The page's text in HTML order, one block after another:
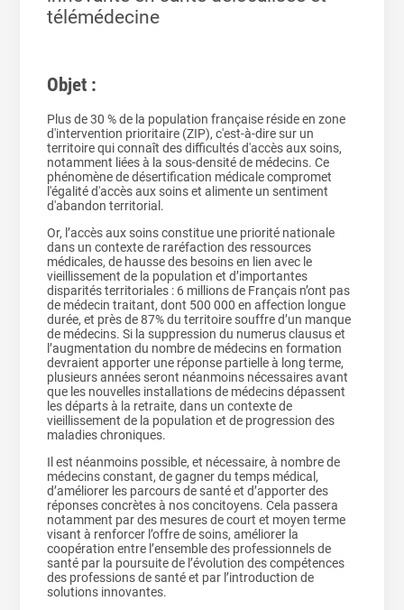
télémédecine
Objet :
Plus de 30 % de la population française réside en zone
d'intervention prioritaire (ZIP), c'est-à-dire sur un
territoire qui connaît des difficultés d'accès aux soins,
notamment liées à la sous-densité de médecins. Ce
phénomène de désertification médicale compromet
l'égalité d'accès aux soins et alimente un sentiment
d'abandon territorial.
Or, l’accès aux soins constitue une priorité nationale
dans un contexte de raréfaction des ressources
médicales, de hausse des besoins en lien avec le
vieillissement de la population et d’importantes
disparités territoriales : 6 millions de Français n’ont pas
de médecin traitant, dont 500 000 en affection longue
durée, et près de 87% du territoire souffre d’un manque
de médecins. Si la suppression du numerus clausus et
l’augmentation du nombre de médecins en formation
devraient apporter une réponse partielle à long terme,
plusieurs années seront néanmoins nécessaires avant
que les nouvelles installations de médecins dépassent
les départs à la retraite, dans un contexte de
vieillissement de la population et de progression des
maladies chroniques.
Il est néanmoins possible, et nécessaire, à nombre de
médecins constant, de gagner du temps médical,
d’améliorer les parcours de santé et d’apporter des
réponses concrètes à nos concitoyens. Cela passera
notamment par des mesures de court et moyen terme
visant à renforcer l’offre de soins, améliorer la
coopération entre l’ensemble des professionnels de
santé par la poursuite de l’évolution des compétences
des professions de santé et par l’introduction de
solutions innovantes.